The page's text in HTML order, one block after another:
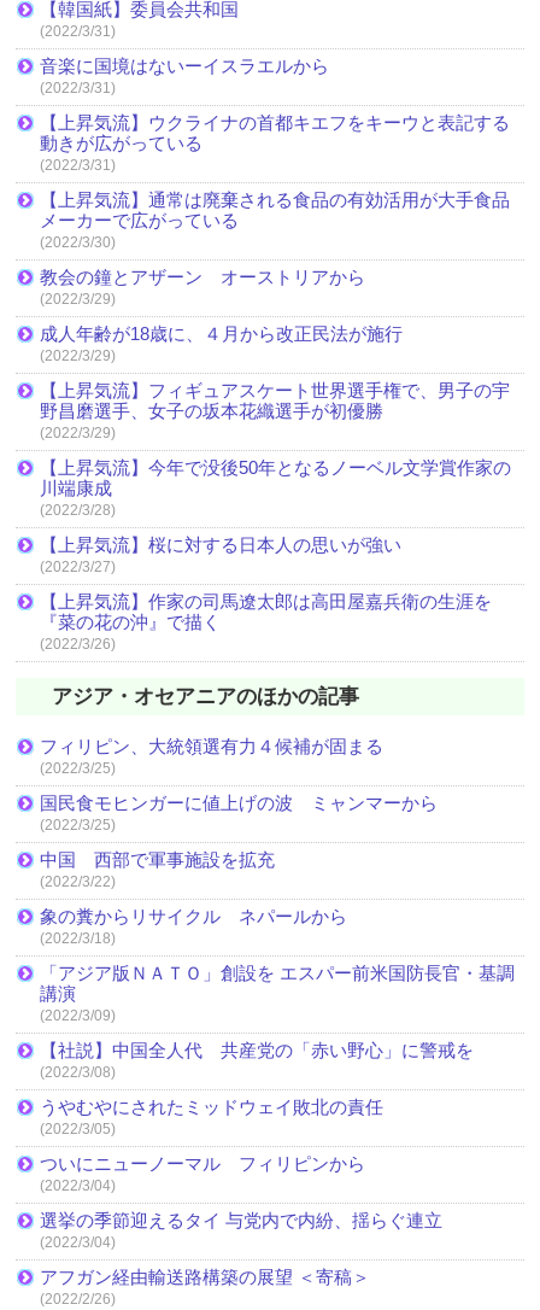
【韓国紙】委員会共和国
(2022/3/31)
音楽に国境はないーイスラエルから
(2022/3/31)
【上昇気流】ウクライナの首都キエフをキーウと表記する
動きが広がっている
(2022/3/31)
【上昇気流】通常は廃棄される食品の有効活用が大手食品
メーカーで広がっている
(2022/3/30)
教会の鐘とアザーン オーストリアから
(2022/3/29)
成人年齢が18歳に、４月から改正民法が施行
(2022/3/29)
【上昇気流】フィギュアスケート世界選手権で、男子の宇
野昌磨選手、女子の坂本花織選手が初優勝
(2022/3/29)
【上昇気流】今年で没後50年となるノーベル文学賞作家の
川端康成
(2022/3/28)
【上昇気流】桜に対する日本人の思いが強い
(2022/3/27)
【上昇気流】作家の司馬遼太郎は高田屋嘉兵衛の生涯を
『菜の花の沖』で描く
(2022/3/26)
アジア・オセアニアのほかの記事
フィリピン、大統領選有力４候補が固まる
(2022/3/25)
国民食モヒンガーに値上げの波 ミャンマーから
(2022/3/25)
中国 西部で軍事施設を拡充
(2022/3/22)
象の糞からリサイクル ネパールから
(2022/3/18)
「アジア版ＮＡＴＯ」創設を エスパー前米国防長官・基調
講演
(2022/3/09)
【社説】中国全人代 共産党の「赤い野心」に警戒を
(2022/3/08)
うやむやにされたミッドウェイ敗北の責任
(2022/3/05)
ついにニューノーマル フィリピンから
(2022/3/04)
選挙の季節迎えるタイ 与党内で内紛、揺らぐ連立
(2022/3/04)
アフガン経由輸送路構築の展望 ＜寄稿＞
(2022/2/26)